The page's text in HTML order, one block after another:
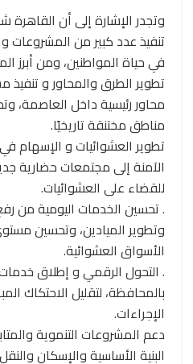
وتجدر الإشارة إلى أن القاهرة
تنفيذ عدد كبير من المشروعات
في حياة المواطنين، ومن أبرز
تطوير الطرق والمحاور و
محاور رئيسية داخل العاصمة،
مناطق مختنقة تاريخيًا.
تطوير العشوائيات و الإسهام
الآمنة إلى مجتمعات حضارية
للقضاء على العشوائيات.
. تحسين الخدمات اليومية من
وتطوير الميادين، وتحسين
الأسواق العشوائية.
. التحول الرقمي و إطلاق
بالمحافظة، لتقليل الاحتكاك
الإجراءات.
دعم المشروعات التنموية
البنية الأساسية والإسكان